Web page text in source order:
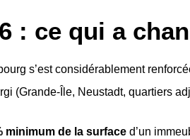
: ce qui a
s’est considérablement
(Grande-Île, Neustadt, quartiers
minimum de la surface d’un